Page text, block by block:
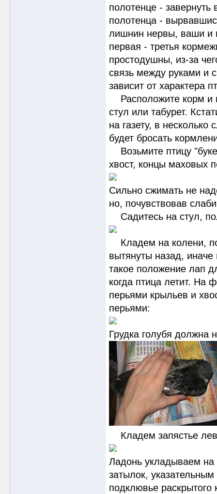
полотенце - завернуть
полотенца -
лишнин нервы, ваши и
первая - третья
простодушны, из-за
связь между руками и
зависит от характера
Расположите корм и
стул или табурет.
на газету, в
будет бросать
Возьмите птицу
хвост, концы маховых
Сильно сжимать не
но, почувствовав
Садитесь на стул,
Кладем на колени,
вытянуты назад, иначе
такое положение лап
когда птица летит. На
перьями крыльев и
перьями:
Грудка голубя должна
Кладем запястье
Ладонь укладываем
затылок,
подклювье